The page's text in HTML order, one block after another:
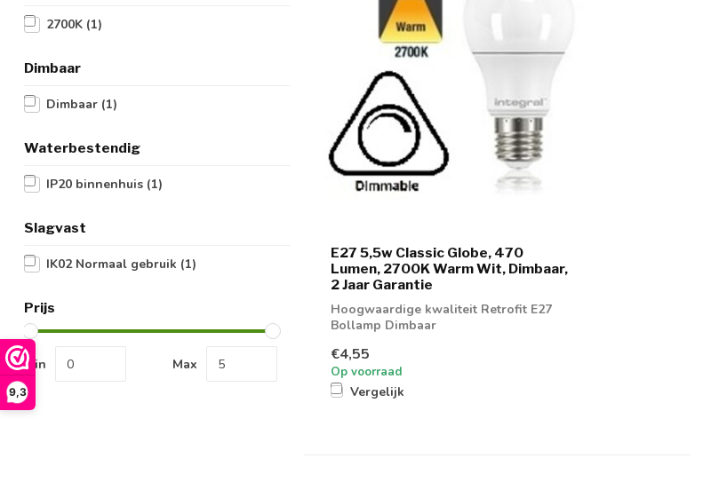
9,3
2700K (1)
Dimbaar
Dimbaar (1)
Waterbestendig
IP20 binnenhuis (1)
Slagvast
IK02 Normaal gebruik (1)
Prijs
Min Max
E27 5,5w Classic Globe, 470
Lumen, 2700K Warm Wit, Dimbaar,
2 Jaar Garantie
Hoogwaardige kwaliteit Retrofit E27
Bollamp Dimbaar
€4,55
Op voorraad
Vergelijk